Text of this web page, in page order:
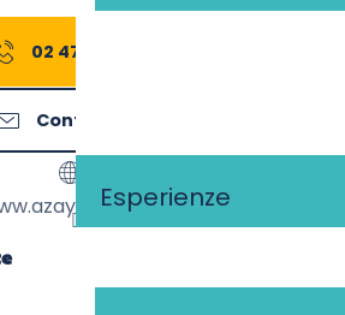
Esperienze
02 47 45 42
Contattateci